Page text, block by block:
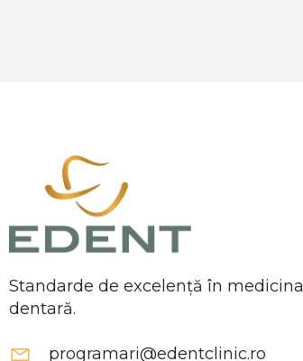
Standarde de excelență în medicina
dentară.
programari@edentclinic.ro